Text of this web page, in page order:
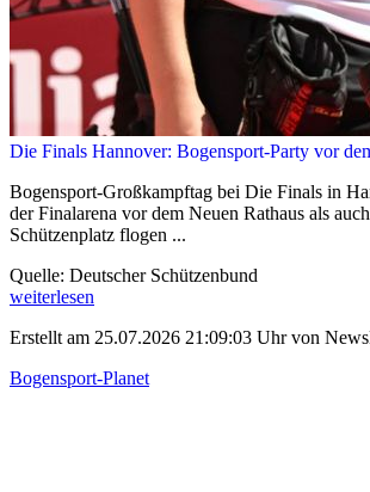
Die Finals Hannover: Bogensport-Party vor
Bogensport-Großkampftag bei Die Finals in
der Finalarena vor dem Neuen Rathaus als
Schützenplatz flogen ...
Quelle: Deutscher Schützenbund
weiterlesen
Erstellt am 25.07.2026 21:09:03 Uhr von
Bogensport-Planet